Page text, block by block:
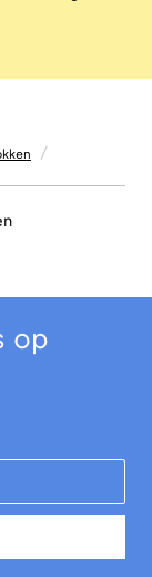
/
op